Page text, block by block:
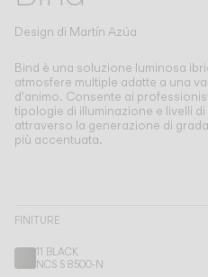
Servizi
Area Professionale
Design di Martín Azúa
Bind è una soluzione luminosa
atmosfere multiple adatte a una
d'animo. Consente ai
tipologie di illuminazione e livelli
attraverso la generazione di
più accentuata.
FINITURE
11 BLACK
NCS S 8500-N